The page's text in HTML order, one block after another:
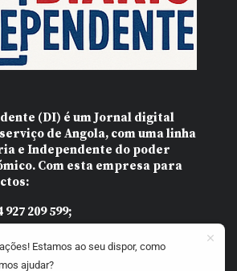
(DI) é um Jornal digital
de Angola, com uma linha
e Independente do poder
Com esta empresa para
927 209 599;
Estamos ao seu dispor, como
ajudar?